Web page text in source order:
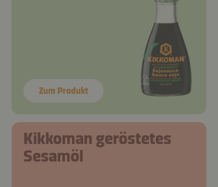
Zum Produkt
Kikkoman geröstetes
Sesamöl